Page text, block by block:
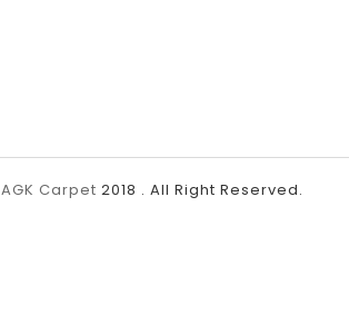
AGK Carpet 2018 . All Right Reserved.